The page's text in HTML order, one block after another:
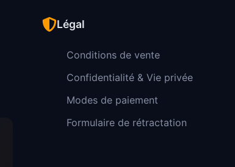
Légal
Conditions de vente
Confidentialité & Vie privée
Modes de paiement
Formulaire de rétractation